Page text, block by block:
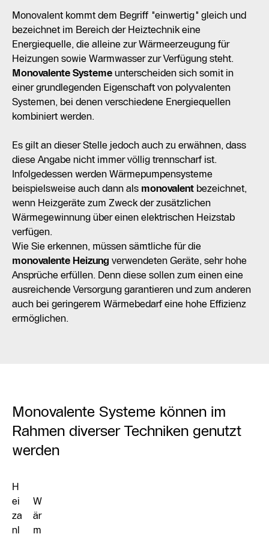
Monovalent kommt dem Begriff "einwertig" gleich und
bezeichnet im Bereich der Heiztechnik eine
Energiequelle, die alleine zur Wärmeerzeugung für
Heizungen sowie Warmwasser zur Verfügung steht.
Monovalente Systeme unterscheiden sich somit in
einer grundlegenden Eigenschaft von polyvalenten
Systemen, bei denen verschiedene Energiequellen
kombiniert werden.
Es gilt an dieser Stelle jedoch auch zu erwähnen, dass
diese Angabe nicht immer völlig trennscharf ist.
Infolgedessen werden Wärmepumpensysteme
beispielsweise auch dann als monovalent bezeichnet,
wenn Heizgeräte zum Zweck der zusätzlichen
Wärmegewinnung über einen elektrischen Heizstab
verfügen.
Wie Sie erkennen, müssen sämtliche für die
monovalente Heizung verwendeten Geräte, sehr hohe
Ansprüche erfüllen. Denn diese sollen zum einen eine
ausreichende Versorgung garantieren und zum anderen
auch bei geringerem Wärmebedarf eine hohe Effizienz
ermöglichen.
Monovalente Systeme können im
Rahmen diverser Techniken genutzt
werden
H
ei
za
nl
W
är
m